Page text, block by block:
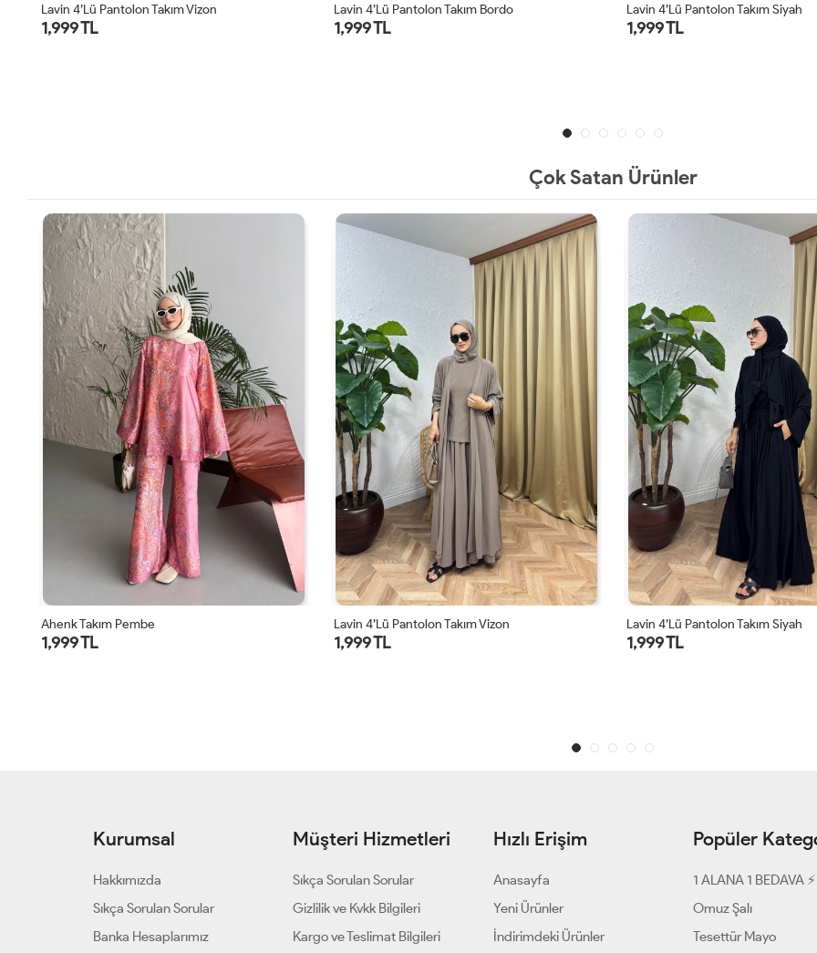
Lavin 4’lü Pantolon Takım Bordo
1,999 TL
Lavin 4’lü Pantolon Takım Siyah
1,999 TL
Lunessa Pantolon Takım Vizon
1,999 TL
Çok Satan Ürünler
Lavin 4’lü Pantolon Takım Vizon
1,999 TL
Lavin 4’lü Pantolon Takım Siyah
1,999 TL
Grace Leopar Takım Bordo
1,599 TL
Kurumsal
Hakkımızda
Sıkça Sorulan Sorular
Banka Hesaplarımız
Müşteri Hizmetleri
Sıkça Sorulan Sorular
Gizlilik ve Kvkk Bilgileri
Kargo ve Teslimat Bilgileri
Hızlı Erişim
Anasayfa
Yeni Ürünler
İndirimdeki Ürünler
Popüler
1 ALANA 1 BEDAVA ⚡
Omuz Şalı
Tesettür Mayo